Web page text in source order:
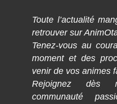
Toute l’actualité
retrouver sur
Tenez-vous au
moment et des
venir de vos animes
Rejoignez dès
communauté